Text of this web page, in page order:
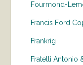
Fourmond-
Francis Ford
Frankrig
Fratelli Antonio